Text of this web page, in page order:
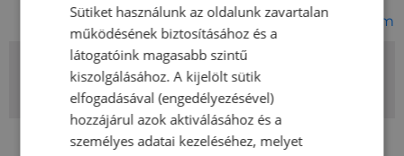
Kosárba teszem
BLANCO
BLANCO
BLANCO
Sütiket használunk az oldalunk zavartalan
működésének biztosításához és a
látogatóink magasabb szintű
kiszolgálásához. A kijelölt sütik
elfogadásával (engedélyezésével)
hozzájárul azok aktiválásához és a
személyes adatai kezeléséhez, melyet